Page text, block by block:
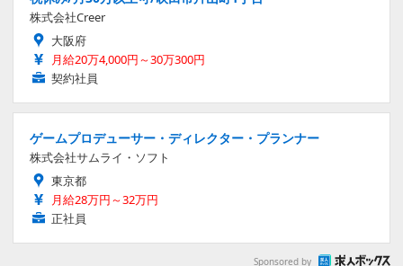
株式会社Creer
大阪府
月給20万4,000円～30万300円
契約社員
ゲームプロデューサー・ディレクター・プランナー
株式会社サムライ・ソフト
東京都
月給28万円～32万円
正社員
Sponsored by